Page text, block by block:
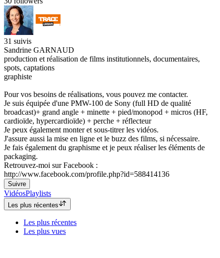
31 suivis
Sandrine GARNAUD
production et réalisation de films institutionnels, documentaires,
spots, captations
graphiste
Pour vos besoins de réalisations, vous pouvez me contacter.
Je suis équipée d'une PMW-100 de Sony (full HD de qualité
broadcast)+ grand angle + minette + pied/monopod + micros (HF,
cardioïde, hypercardioïde) + perche + réflecteur
Je peux également monter et sous-titrer les vidéos.
J'assure aussi la mise en ligne et le buzz des films, si nécessaire.
Je fais également du graphisme et je peux réaliser les éléments de
packaging.
Retrouvez-moi sur Facebook :
http://www.facebook.com/profile.php?id=588414136
Suivre
VidéosPlaylists
Les plus récentes
Les plus récentes
Les plus vues